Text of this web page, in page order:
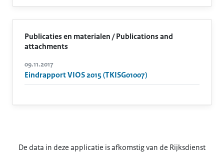
Publicaties en materialen / Publications and
attachments
09.11.2017
Eindrapport VIOS 2015 (TKISG01007)
De data in deze applicatie is afkomstig van de Rijksdienst